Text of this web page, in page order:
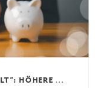
K
FW-FÖRDERUNG „JUNG KAUFT ALT“: HÖHERE KREDITE AB AUGUST 2026